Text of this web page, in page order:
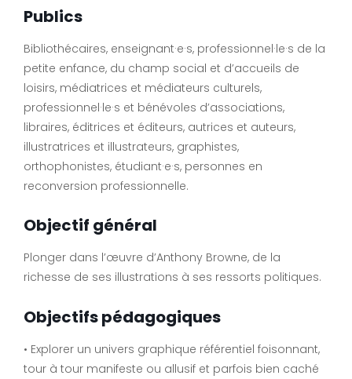
Publics
Bibliothécaires, enseignant·e·s, professionnel·le·s de la
petite enfance, du champ social et d’accueils de
loisirs, médiatrices et médiateurs culturels,
professionnel·le·s et bénévoles d’associations,
libraires, éditrices et éditeurs, autrices et auteurs,
illustratrices et illustrateurs, graphistes,
orthophonistes, étudiant·e·s, personnes en
reconversion professionnelle.
Objectif général
Plonger dans l’œuvre d’Anthony Browne, de la
richesse de ses illustrations à ses ressorts politiques.
Objectifs pédagogiques
• Explorer un univers graphique référentiel foisonnant,
tour à tour manifeste ou allusif et parfois bien caché